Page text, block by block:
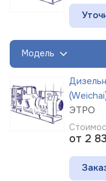
Модель
ЭТРО
от 2